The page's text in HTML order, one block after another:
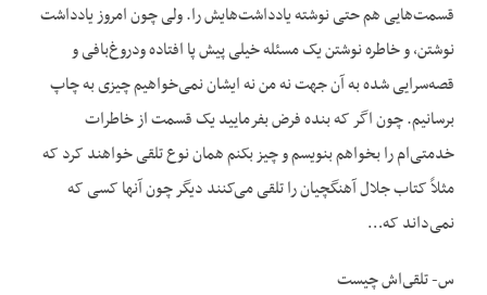
قسمت‌هایی هم حتی نوشته یادداشت‌هایش را. ولی چون امروز یادداشت
نوشتن، و‌ خاطره نوشتن یک مسئله خیلی پیش پا افتاده ودروغ‌بافی و
قصه‌سرایی شده به آن جهت نه من نه ایشان نمی‌خواهیم چیزی به چاپ
برسانیم. چون اگر که بنده فرض بفرمایید یک قسمت از خاطرات
خدمتی‌ام را بخواهم بنویسم و چیز بکنم همان نوع تلقی خواهند کرد که
مثلاً کتاب جلال آهنگچیان را تلقی می‌کنند دیگر چون آنها کسی که
نمی‌داند که…
س- تلقى‌اش چیست